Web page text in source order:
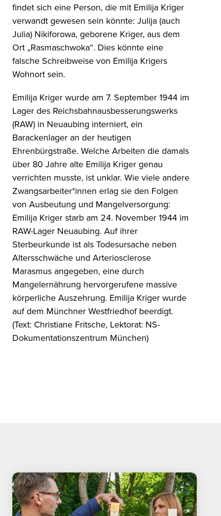
findet sich eine Person, die mit Emilija Kriger
verwandt gewesen sein könnte: Julija (auch
Julia) Nikiforowa, geborene Kriger, aus dem
Ort „Rasmaschwoka“. Dies könnte eine
falsche Schreibweise von Emilija Krigers
Wohnort sein.
Emilija Kriger wurde am 7. September 1944 im
Lager des Reichsbahnausbesserungswerks
(RAW) in Neuaubing interniert, ein
Barackenlager an der heutigen
Ehrenbürgstraße. Welche Arbeiten die damals
über 80 Jahre alte Emilija Kriger genau
verrichten musste, ist unklar. Wie viele andere
Zwangsarbeiter*innen erlag sie den Folgen
von Ausbeutung und Mangelversorgung:
Emilija Kriger starb am 24. November 1944 im
RAW-Lager Neuaubing. Auf ihrer
Sterbeurkunde ist als Todesursache neben
Altersschwäche und Arteriosclerose
Marasmus angegeben, eine durch
Mangelernährung hervorgerufene massive
körperliche Auszehrung. Emilija Kriger wurde
auf dem Münchner Westfriedhof beerdigt.
(Text: Christiane Fritsche, Lektorat: NS-
Dokumentationszentrum München)